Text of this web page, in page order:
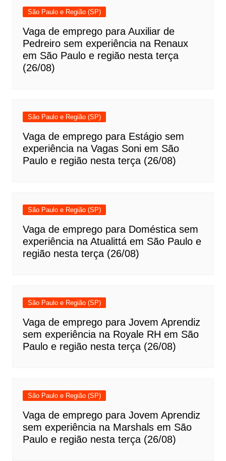
São Paulo e Região (SP)
Vaga de emprego para Auxiliar de
Pedreiro sem experiência na Renaux
em São Paulo e região nesta terça
(26/08)
São Paulo e Região (SP)
Vaga de emprego para Estágio sem
experiência na Vagas Soni em São
Paulo e região nesta terça (26/08)
São Paulo e Região (SP)
Vaga de emprego para Doméstica sem
experiência na Atualittá em São Paulo e
região nesta terça (26/08)
São Paulo e Região (SP)
Vaga de emprego para Jovem Aprendiz
sem experiência na Royale RH em São
Paulo e região nesta terça (26/08)
São Paulo e Região (SP)
Vaga de emprego para Jovem Aprendiz
sem experiência na Marshals em São
Paulo e região nesta terça (26/08)